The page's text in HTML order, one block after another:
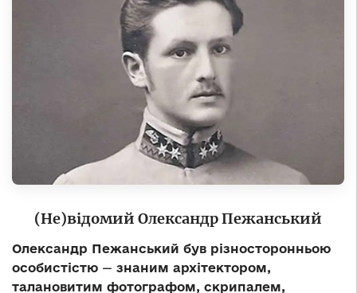
(Не)відомий Олександр Пежанський
Олександр Пежанський був різносторонньою
особистістю — знаним архітектором,
талановитим фотографом, скрипалем,